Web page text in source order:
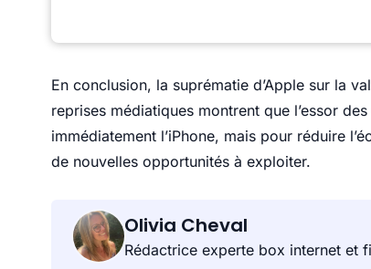
En conclusion, la suprématie d’Apple sur la
reprises médiatiques montrent que l’essor
immédiatement l’iPhone, mais pour réduire
de nouvelles opportunités à exploiter.
Olivia Cheval
Rédactrice experte box internet et